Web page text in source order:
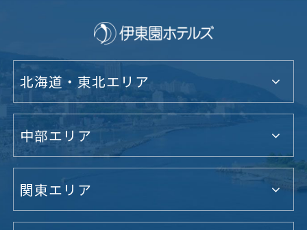
北海道・東北エリア
中部エリア
関東エリア